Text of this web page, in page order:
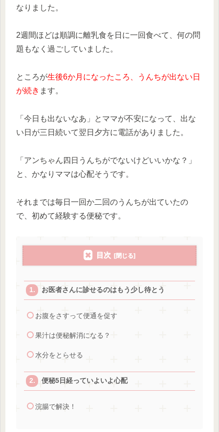
なりました。
2週間ほどは順調に離乳食を日に一回食べて、何の問
題もなく過ごしていました。
ところが生後6か月になったころ、うんちが出ない日
が続き ます。
「今日も出ないなあ」とママが不安になって、出な
い日が三日続いて翌日夕方に電話がありました。
「アンちゃん四日うんちがでないけどいいかな？」
と、かなりママは心配そうです。
それまでは毎日一回か二回のうんちが出ていたの
で、初めて経験する便秘です。
目次
お医者さんに診せるのはもう少し待とう
お腹をさすって便通を促す
果汁は便秘解消になる？
水分をとらせる
便秘5日経っていよいよ心配
浣腸で解決！